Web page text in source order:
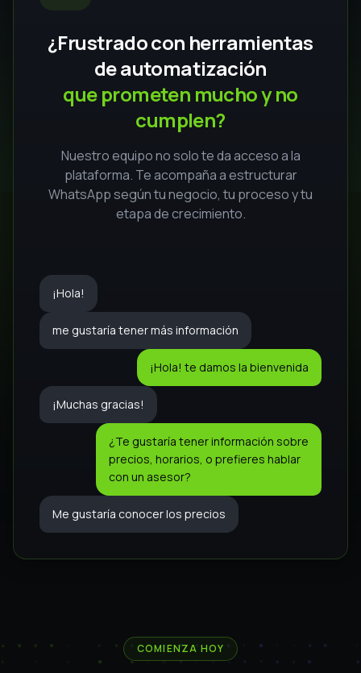
¡Hola!
me gustaría tener más información
¡Hola! te damos la bienvenida
¡Muchas gracias!
¿Te gustaría tener información sobre
precios, horarios, o prefieres hablar
con un asesor?
Me gustaría conocer los precios
¿Frustrado con herramientas
de automatización
que prometen mucho y no
cumplen?
Nuestro equipo no solo te da acceso a la
plataforma. Te acompaña a estructurar
WhatsApp según tu negocio, tu proceso y tu
etapa de crecimiento.
COMIENZA HOY